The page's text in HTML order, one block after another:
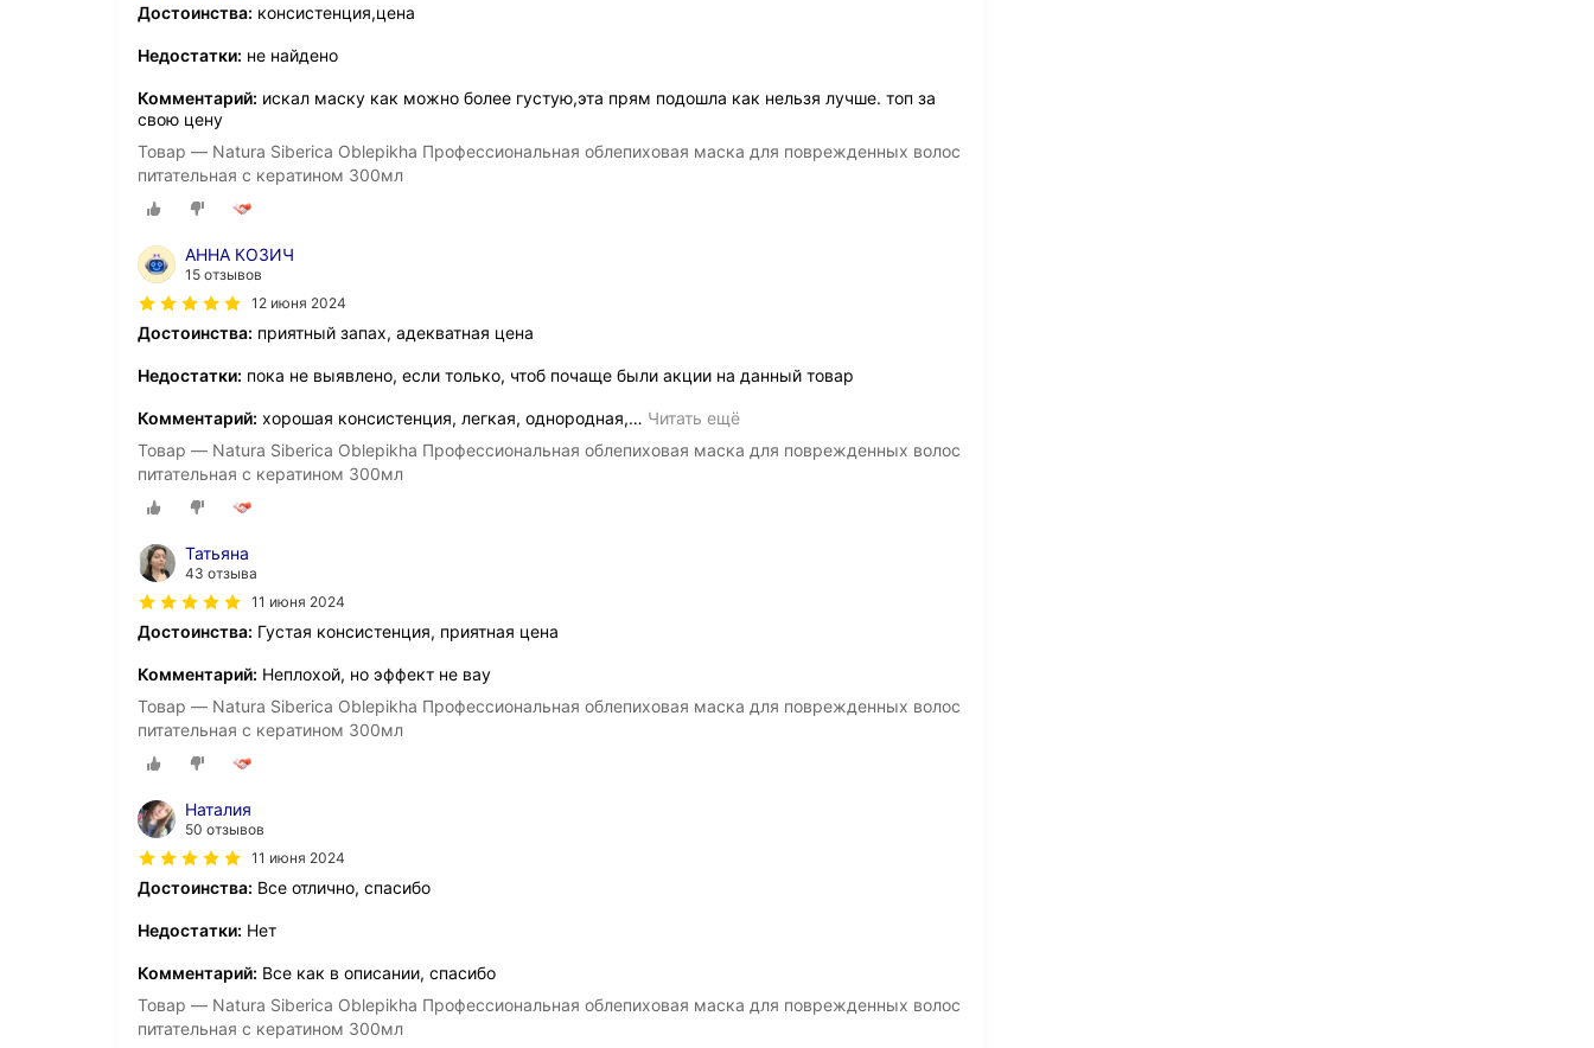
Достоинства: консистенция,цена
Недостатки: не найдено
Комментарий: искал маску как можно более густую,эта прям подошла как нельзя лучше. топ за
свою цену
Товар — Natura Siberica Oblepikha Профессиональная облепиховая маска для поврежденных волос
питательная с кератином 300мл
АННА КОЗИЧ
15 отзывов
12 июня 2024
Достоинства: приятный запах, адекватная цена
Недостатки: пока не выявлено, если только, чтоб почаще были акции на данный товар
Комментарий: хорошая консистенция, легкая, однородная,… Читать ещё
Товар — Natura Siberica Oblepikha Профессиональная облепиховая маска для поврежденных волос
питательная с кератином 300мл
Татьяна
43 отзыва
11 июня 2024
Достоинства: Густая консистенция, приятная цена
Комментарий: Неплохой, но эффект не вау
Товар — Natura Siberica Oblepikha Профессиональная облепиховая маска для поврежденных волос
питательная с кератином 300мл
Наталия
50 отзывов
11 июня 2024
Достоинства: Все отлично, спасибо
Недостатки: Нет
Комментарий: Все как в описании, спасибо
Товар — Natura Siberica Oblepikha Профессиональная облепиховая маска для поврежденных волос
питательная с кератином 300мл